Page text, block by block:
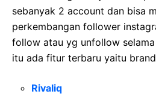
sebanyak 2 account dan bisa
perkembangan follower
follow atau yg unfollow
itu ada fitur terbaru yaitu
Rivaliq